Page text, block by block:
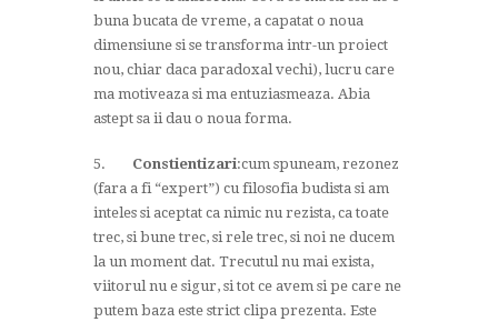
buna bucata de vreme, a capatat o noua
dimensiune si se transforma intr-un proiect
nou, chiar daca paradoxal vechi), lucru care
ma motiveaza si ma entuziasmeaza. Abia
astept sa ii dau o noua forma.
5. Constientizari:cum spuneam, rezonez
(fara a fi “expert”) cu filosofia budista si am
inteles si aceptat ca nimic nu rezista, ca toate
trec, si bune trec, si rele trec, si noi ne ducem
la un moment dat. Trecutul nu mai exista,
viitorul nu e sigur, si tot ce avem si pe care ne
putem baza este strict clipa prezenta. Este